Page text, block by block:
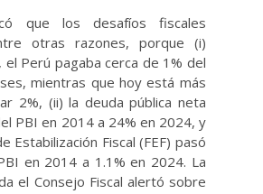
que los desafíos fiscales
otras razones, porque (i)
el Perú pagaba cerca de 1% del
mientras que hoy está más
2%, (ii) la deuda pública neta
PBI en 2014 a 24% en 2024, y
Estabilización Fiscal (FEF) pasó
en 2014 a 1.1% en 2024. La
el Consejo Fiscal alertó sobre